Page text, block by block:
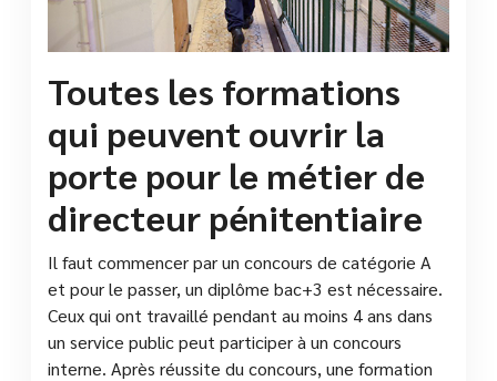
Toutes les formations
qui peuvent ouvrir la
porte pour le métier de
directeur pénitentiaire
Il faut commencer par un concours de catégorie A
et pour le passer, un diplôme bac+3 est nécessaire.
Ceux qui ont travaillé pendant au moins 4 ans dans
un service public peut participer à un concours
interne. Après réussite du concours, une formation